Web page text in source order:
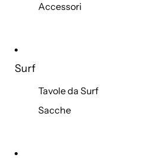
Accessori
Surf
Tavole da Surf
Sacche